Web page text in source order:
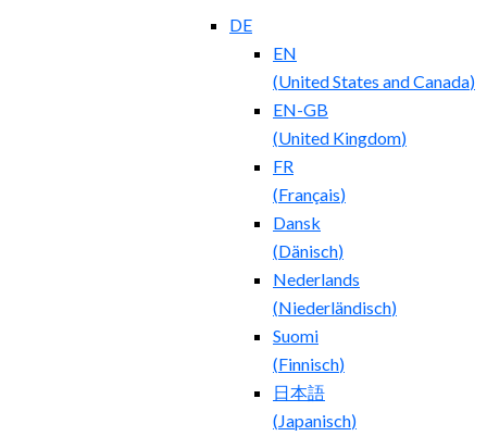
DE
EN
(United States and Canada)
EN-GB
(United Kingdom)
FR
(Français)
Dansk
(Dänisch)
Nederlands
(Niederländisch)
Suomi
(Finnisch)
日本語
(Japanisch)